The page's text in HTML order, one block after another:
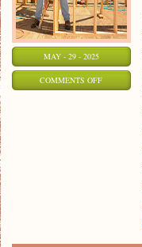
MAY - 29 - 2025
COMMENTS OFFON